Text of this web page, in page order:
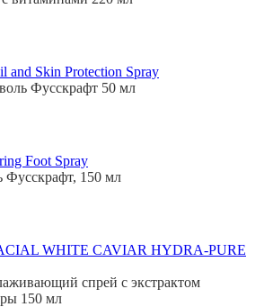
and Skin Protection Spray
Фусскрафт 50 мл
Foot Spray
Фусскрафт, 150 мл
WHITE CAVIAR HYDRA-PURE
спрей с экстрактом
150 мл